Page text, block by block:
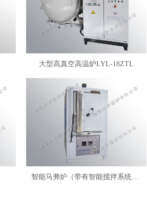
大型高真空高温炉LYL-18ZTL
智能马弗炉（带有智能搅拌系统）LYL-FANM